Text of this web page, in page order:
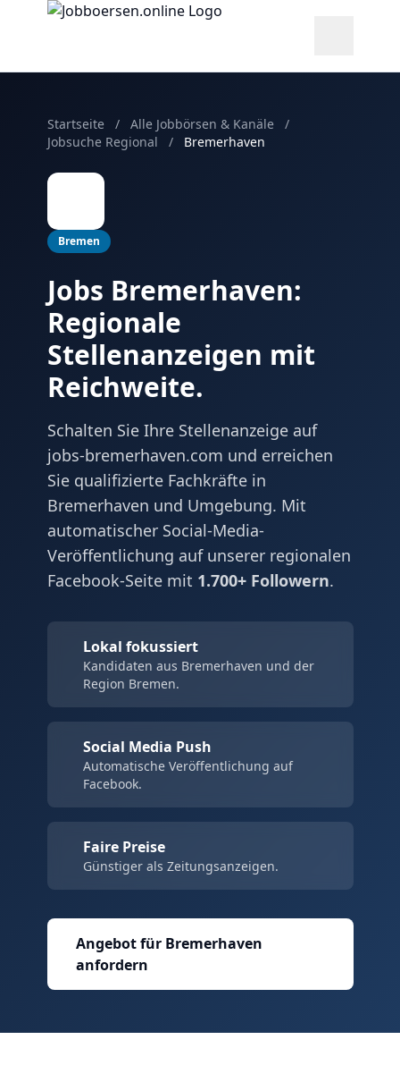
Startseite / Alle Jobbörsen & Kanäle
/
Jobsuche Regional
/ Bremerhaven
Bremen
Jobs Bremerhaven:
Regionale
Stellenanzeigen mit
Reichweite.
Schalten Sie Ihre Stellenanzeige auf
jobs-bremerhaven.com und erreichen
Sie qualifizierte Fachkräfte in
Bremerhaven und Umgebung. Mit
automatischer Social-Media-
Veröffentlichung auf unserer regionalen
Facebook-Seite mit 1.700+ Followern.
Lokal fokussiert
Kandidaten aus Bremerhaven und der
Region Bremen.
Social Media Push
Automatische Veröffentlichung auf
Facebook.
Faire Preise
Günstiger als Zeitungsanzeigen.
Angebot für Bremerhaven
anfordern